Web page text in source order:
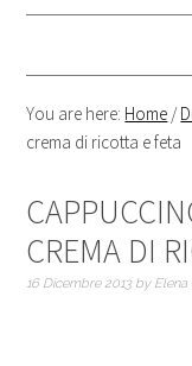
You are here: Home /
crema di ricotta e feta
CREMA DI
16 Dicembre 2013 by Elena